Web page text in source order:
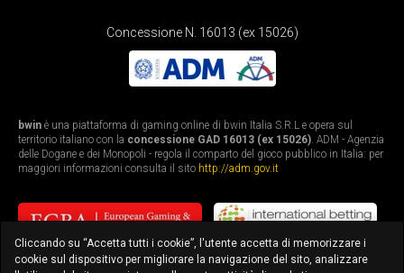
Concessione N. 16013 (ex 15026)
bwin è una piattaforma di gaming online di bwin Italia S.R.L e opera sul
territorio italiano con la concessione GAD 16013 (ex 15026). ADM - Agenzia
delle Dogane e dei Monopoli - regola il comparto del gioco pubblico in Italia: per
maggiori informazioni consulta il sito http://adm.gov.it
Cliccando su “Accetta tutti i cookie”, l'utente accetta di memorizzare i
cookie sul dispositivo per migliorare la navigazione del sito, analizzare